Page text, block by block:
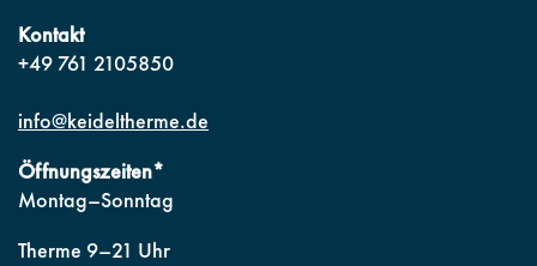
Kontakt
+49 761 2105850
info@keideltherme.de
Öffnungszeiten*
Montag–Sonntag
Therme 9–21 Uhr